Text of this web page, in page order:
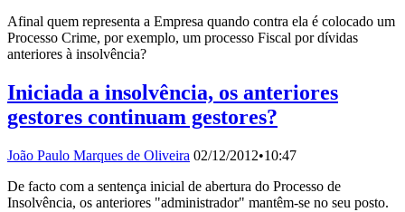
Afinal quem representa a Empresa quando contra ela é colocado um
Processo Crime, por exemplo, um processo Fiscal por dívidas
anteriores à insolvência?
Iniciada a insolvência, os anteriores
gestores continuam gestores?
João Paulo Marques de Oliveira 02/12/2012•10:47
De facto com a sentença inicial de abertura do Processo de
Insolvência, os anteriores "administrador" mantêm-se no seu posto.